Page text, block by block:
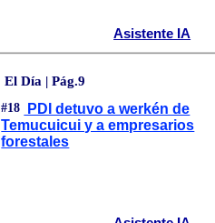
Asistente IA
El Día | Pág.9
#18
PDI detuvo a werkén de
Temucuicui y a empresarios
forestales